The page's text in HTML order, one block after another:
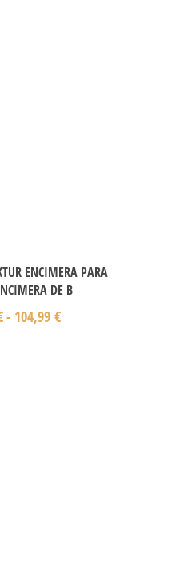
ENCIMERA PARA
DE B
- 104,99 €